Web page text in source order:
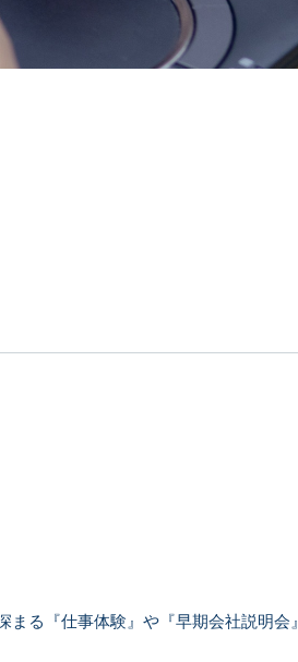
る『仕事体験』や『早期会社説明会』